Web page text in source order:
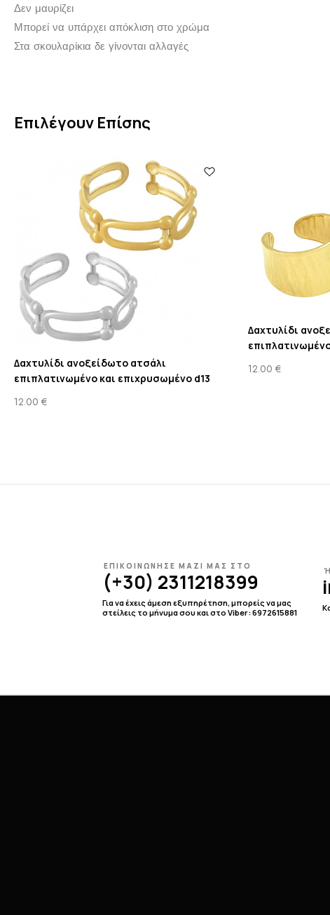
Δεν μαυρίζει
Μπορεί να υπάρχει απόκλιση στο χρώμα
Στα σκουλαρίκια δε γίνονται αλλαγές
Επιλέγουν Επίσης
Δαχτυλίδι ανοξείδωτο ατσάλι
επιπλατινωμένο και επιχρυσωμένο d13
12.00 €
Δαχτυλίδι
12.00 €
ΕΠΙΚΟΙΝΩΝΗΣΕ ΜΑΖΙ ΜΑΣ ΣΤΟ
(+30) 2311218399
Για να έχεις άμεση εξυπηρέτηση, μπορείς να μας
στείλεις το μήνυμα σου και στο Viber : 6972615881